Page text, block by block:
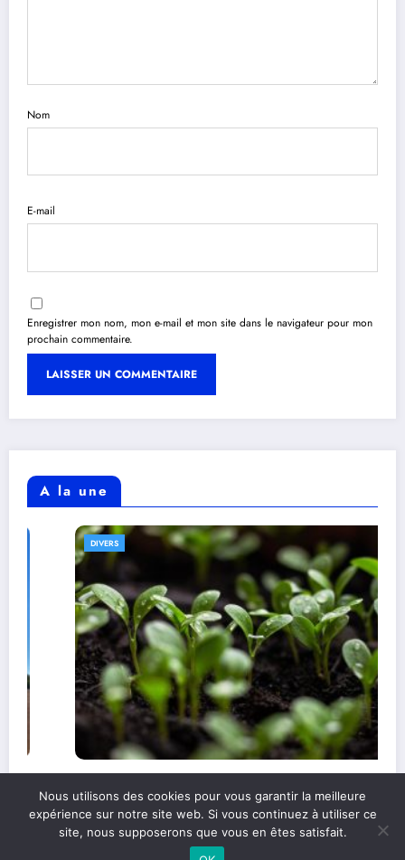
Nom
E-mail
Enregistrer mon nom, mon e-mail et mon site dans le navigateur pour mon
prochain commentaire.
A la une
impact sur l’environnement
Nous utilisons des cookies pour vous garantir la meilleure
expérience sur notre site web. Si vous continuez à utiliser ce
site, nous supposerons que vous en êtes satisfait.